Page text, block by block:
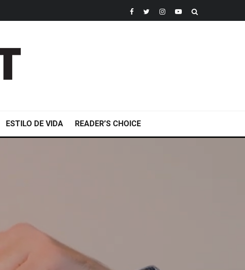
ESTILO DE VIDA READER’S CHOICE